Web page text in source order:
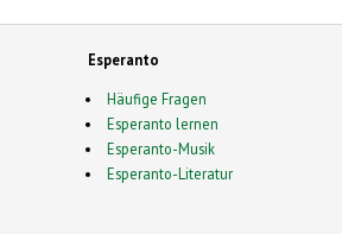
Esperanto
Häufige Fragen
Esperanto lernen
Esperanto-Musik
Esperanto-Literatur